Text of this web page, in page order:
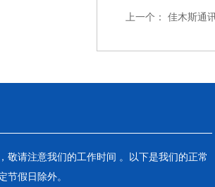
上一个： 佳木斯通
敬请注意我们的工作时间 。以下是我们的正常
节假日除外。